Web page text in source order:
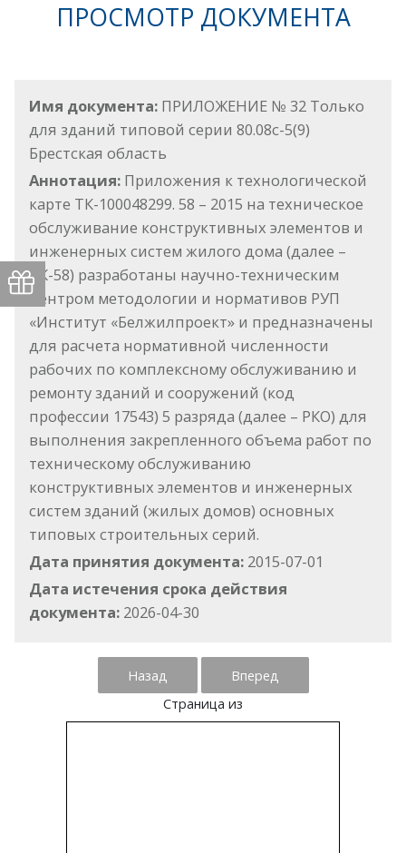
ПРОСМОТР ДОКУМЕНТА
Имя документа: ПРИЛОЖЕНИЕ № 32 Только
для зданий типовой серии 80.08с-5(9)
Брестская область
Аннотация: Приложения к технологической
карте ТК-100048299. 58 – 2015 на техническое
обслуживание конструктивных элементов и
инженерных систем жилого дома (далее –
ТК-58) разработаны научно-техническим
центром методологии и нормативов РУП
«Институт «Белжилпроект» и предназначены
для расчета нормативной численности
рабочих по комплексному обслуживанию и
ремонту зданий и сооружений (код
профессии 17543) 5 разряда (далее – РКО) для
выполнения закрепленного объема работ по
техническому обслуживанию
конструктивных элементов и инженерных
систем зданий (жилых домов) основных
типовых строительных серий.
Дата принятия документа: 2015-07-01
Дата истечения срока действия
документа: 2026-04-30
Назад
Вперед
Страница из